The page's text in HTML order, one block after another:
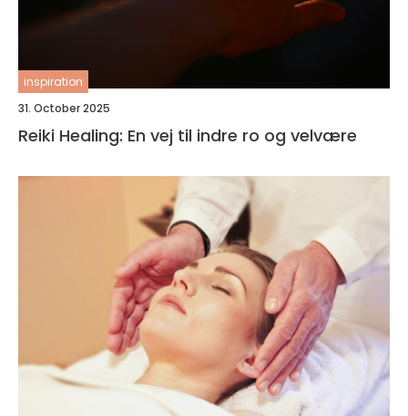
inspiration
31. October 2025
Reiki Healing: En vej til indre ro og velvære